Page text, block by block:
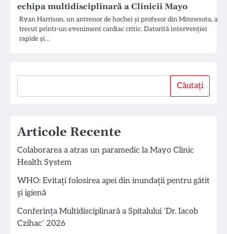
echipa multidisciplinară a Clinicii Mayo
Ryan Harrison, un antrenor de hochei și profesor din Minnesota, a
trecut printr-un eveniment cardiac critic. Datorită intervenției
rapide și…
Căutați
Articole Recente
Colaborarea a atras un paramedic la Mayo Clinic
Health System
WHO: Evitați folosirea apei din inundații pentru gătit
și igienă
Conferința Multidisciplinară a Spitalului ‘Dr. Iacob
Czihac’ 2026